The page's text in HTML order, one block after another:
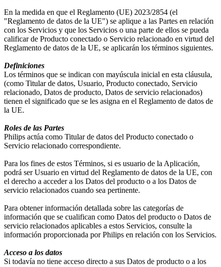
En la medida en que el Reglamento (UE) 2023/2854 (el
"Reglamento de datos de la UE") se aplique a las Partes en relación
con los Servicios y que los Servicios o una parte de ellos se pueda
calificar de Producto conectado o Servicio relacionado en virtud del
Reglamento de datos de la UE, se aplicarán los términos siguientes.
Definiciones
Los términos que se indican con mayúscula inicial en esta cláusula,
(como Titular de datos, Usuario, Producto conectado, Servicio
relacionado, Datos de producto, Datos de servicio relacionados)
tienen el significado que se les asigna en el Reglamento de datos de
la UE.
Roles de las Partes
Philips actúa como Titular de datos del Producto conectado o
Servicio relacionado correspondiente.
Para los fines de estos Términos, si es usuario de la Aplicación,
podrá ser Usuario en virtud del Reglamento de datos de la UE, con
el derecho a acceder a los Datos del producto o a los Datos de
servicio relacionados cuando sea pertinente.
Para obtener información detallada sobre las categorías de
información que se cualifican como Datos del producto o Datos de
servicio relacionados aplicables a estos Servicios, consulte la
información proporcionada por Philips en relación con los Servicios.
Acceso a los datos
Si todavía no tiene acceso directo a sus Datos de producto o a los